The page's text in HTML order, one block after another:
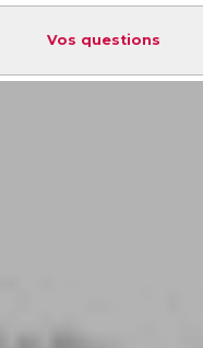
Vos questions